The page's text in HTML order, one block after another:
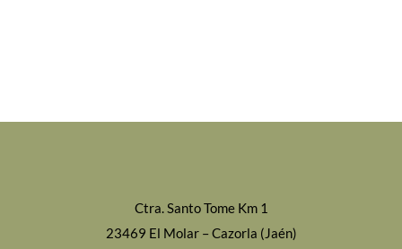
Ctra. Santo Tome Km 1
23469 El Molar – Cazorla (Jaén)